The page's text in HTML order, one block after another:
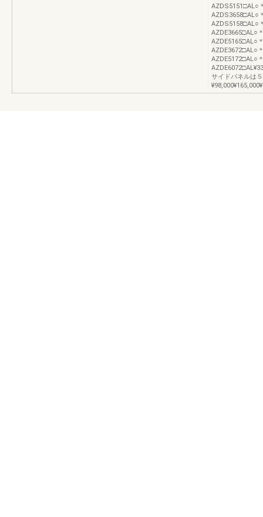
AZDS5151□AL○
AZDS3658□AL○
AZDS5158□AL○
AZDE3665□AL○
AZDE5165□AL○
AZDE3672□AL○
AZDE5172□AL○
サイドパネルは